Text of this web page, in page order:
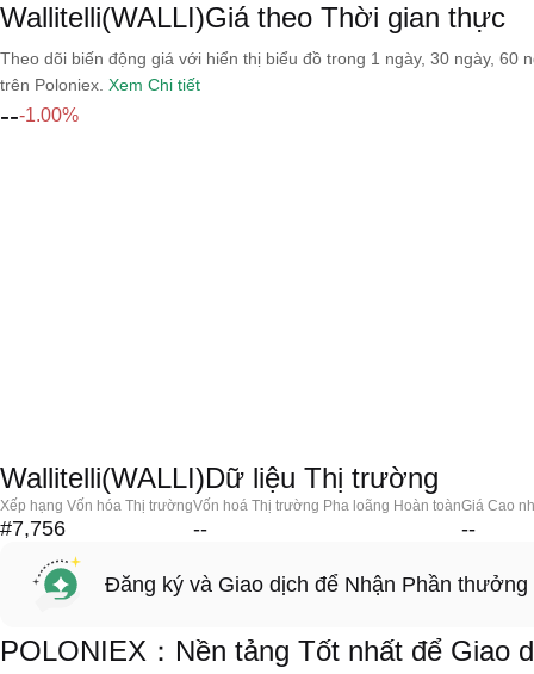
Wallitelli(WALLI)Giá theo Thời gian thực
Theo dõi biến động giá với hiển thị biểu đồ trong 1 ngày, 30 ngày,
trên Poloniex. Xem Chi tiết
---1.00%
Wallitelli(WALLI)Dữ liệu Thị trường
Xếp hạng Vốn hóa Thị trường
#7,756
Vốn hoá Thị trường Pha loãng Hoàn toàn
--
Giá Cao
--
Đăng ký và Giao dịch để Nhận Phần thưởng
POLONIEX：Nền tảng Tốt nhất để Giao